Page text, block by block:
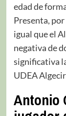
edad de
Presenta,
igual que el
negativa de
significativa
UDEA
Antonio